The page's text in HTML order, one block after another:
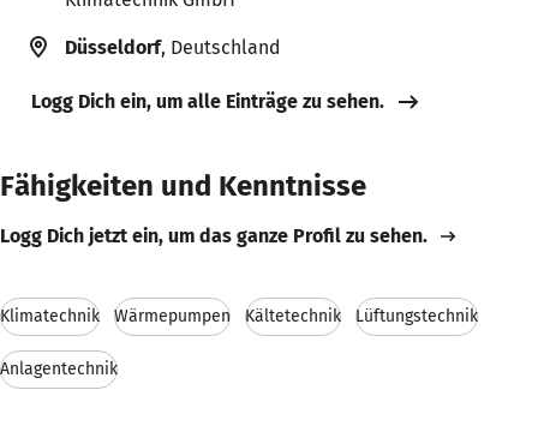
Düsseldorf, Deutschland
Logg Dich ein, um alle Einträge zu sehen.
Fähigkeiten und Kenntnisse
Logg Dich jetzt ein, um das ganze Profil zu sehen.
Klimatechnik Wärmepumpen Kältetechnik Lüftungstechnik
Anlagentechnik